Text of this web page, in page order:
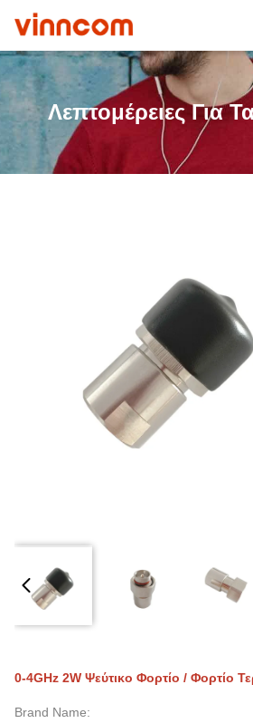
Λεπτομέρειες Για
0-4GHz 2W Ψεύτικο Φορτίο / Φορτίο
Brand Name: